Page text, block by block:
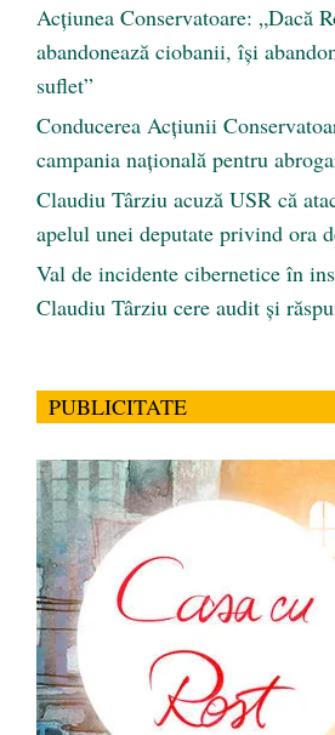
Acțiunea Conservatoare: „Dacă
abandonează ciobanii, își
suflet”
Conducerea Acțiunii
campania națională pentru
Claudiu Târziu acuză USR că
apelul unei deputate privind ora
Val de incidente cibernetice în
Claudiu Târziu cere audit și
PUBLICITATE